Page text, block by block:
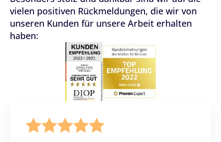
vielen positiven Rückmeldungen, die wir von
unseren Kunden für unsere Arbeit erhalten
haben: